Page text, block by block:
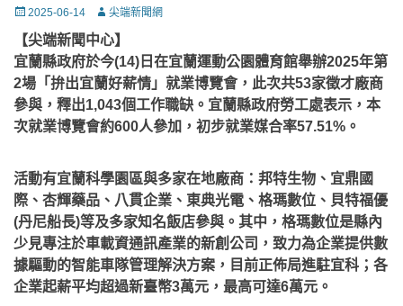
Posted
2025-06-14 Autor尖端新聞網
【尖端新聞中心】
宜蘭縣政府於今(14)日在宜蘭運動公園體育館舉辦2025年第
2場「拚出宜蘭好薪情」就業博覽會，此次共53家徵才廠商
參與，釋出1,043個工作職缺。宜蘭縣政府勞工處表示，本
次就業博覽會約600人參加，初步就業媒合率57.51%。
活動有宜蘭科學園區與多家在地廠商：邦特生物、宜鼎國
際、杏輝藥品、八貫企業、東典光電、格瑪數位、貝特福優
(丹尼船長)等及多家知名飯店參與。其中，格瑪數位是縣內
少見專注於車載資通訊產業的新創公司，致力為企業提供數
據驅動的智能車隊管理解決方案，目前正佈局進駐宜科；各
企業起薪平均超過新臺幣3萬元，最高可達6萬元。